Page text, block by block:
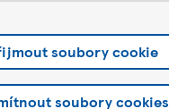
soubory cookie
soubory cookies
a cookies
a